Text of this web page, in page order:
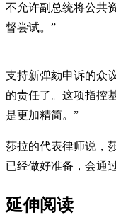
不允许副总统将公共
督尝试。”
支持新弹劾申诉的众
的责任了。这项指控
是更加精简。”
莎拉的代表律师说，
已经做好准备，会通
延伸阅读